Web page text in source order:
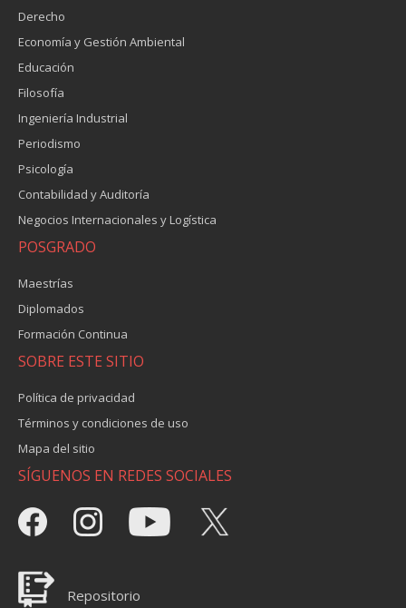
Derecho
Economía y Gestión Ambiental
Educación
Filosofía
Ingeniería Industrial
Periodismo
Psicología
Contabilidad y Auditoría
Negocios Internacionales y Logística
POSGRADO
Maestrías
Diplomados
Formación Continua
SOBRE ESTE SITIO
Política de privacidad
Términos y condiciones de uso
Mapa del sitio
SÍGUENOS EN REDES SOCIALES
Repositorio